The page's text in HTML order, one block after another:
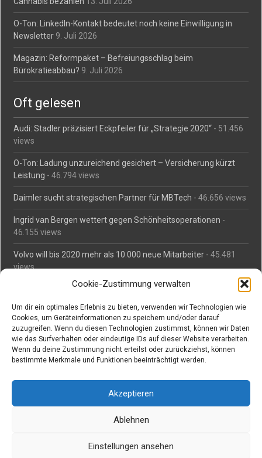
Cookie-Zustimmung verwalten
Um dir ein optimales Erlebnis zu bieten, verwenden wir Technologien wie
Cookies, um Geräteinformationen zu speichern und/oder darauf
zuzugreifen. Wenn du diesen Technologien zustimmst, können wir Daten
wie das Surfverhalten oder eindeutige IDs auf dieser Website verarbeiten.
Wenn du deine Zustimmung nicht erteilst oder zurückziehst, können
bestimmte Merkmale und Funktionen beeinträchtigt werden.
Akzeptieren
Ablehnen
Einstellungen ansehen
O-Ton: LinkedIn-Kontakt bedeutet noch keine Einwilligung in
Newsletter 9. Juli 2026
Magazin: Reformpaket – Befreiungsschlag beim
Bürokratieabbau? 9. Juli 2026
Oft gelesen
Audi: Stadler präzisiert Eckpfeiler für „Strategie 2020“ - 51.456
views
O-Ton: Ladung unzureichend gesichert – Versicherung kürzt
Leistung - 46.794 views
Daimler sucht strategischen Partner für MBTech - 46.656 views
Ingrid van Bergen wettert gegen Schönheitsoperationen -
46.155 views
Volvo will bis 2020 mehr als 10.000 neue Mitarbeiter - 45.481
views
Mäßiges Interesse an Daimlers MBtech- 44.711 views
O-Ton: Wer muss Schaden für abgedriftete Silvesterraketen
zahlen? - 42.365 views
Kollegengespräch: Urteile zum Grillen- 42.058 views
Suchen bei Vorabs